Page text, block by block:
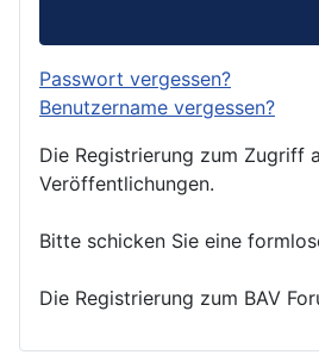
Passwort vergessen?
Benutzername vergessen?
Die Registrierung zum Zugriff
Veröffentlichungen.
Bitte schicken Sie eine
Die Registrierung zum BAV